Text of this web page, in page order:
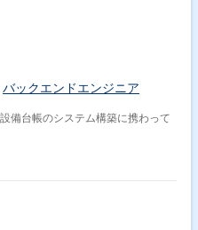
バックエンドエンジニア
備台帳のシステム構築に携わって